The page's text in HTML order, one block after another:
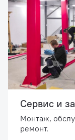
Сервис и
Монтаж,
ремонт.